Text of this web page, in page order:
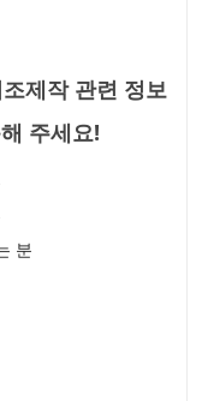
제작 관련 정보
주세요!
분